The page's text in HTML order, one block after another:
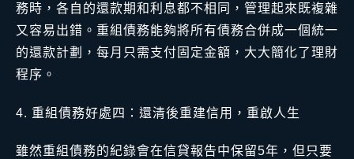
務時，各自的還款期和利息都不相同，管理起來既複雜
又容易出錯。重組債務能夠將所有債務合併成一個統一
的還款計劃，每月只需支付固定金額，大大簡化了理財
程序。
重組債務好處四：還清後重建信用，重啟人生
雖然重組債務的紀錄會在信貸報告中保留5年，但只要